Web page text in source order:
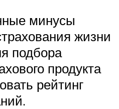
минусы
жизни
подбора
продукта
рейтинг